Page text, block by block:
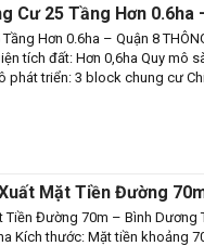
Cư 25 Tầng Hơn 0.6ha
Hơn 0.6ha – Quận 8
tích đất: Hơn 0,6ha Quy mô
phát triển: 3 block chung cư
Mặt Tiền Đường
Đường 70m – Bình Dương
Kích thước: Mặt tiền khoảng